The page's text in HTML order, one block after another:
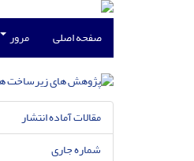
صفحه اصلی مرور
مقالات آماده انتشار
شماره جاری